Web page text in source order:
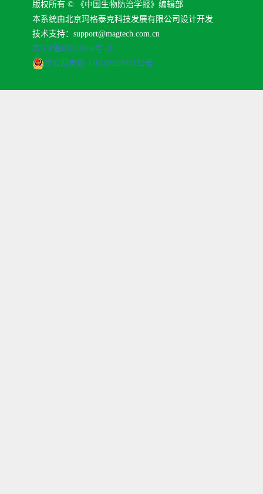
版权所有 © 《中国生物防治学报》编辑部
本系统由北京玛格泰克科技发展有限公司设计开发
技术支持：support@magtech.com.cn
京ICP备05034986号-10
京公网安备 11010802035152号